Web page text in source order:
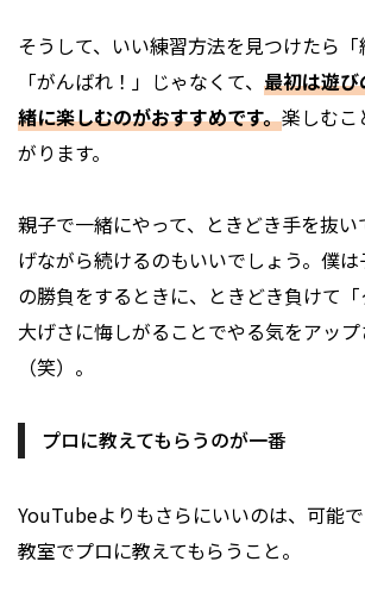
そうして、いい練習方法を見つけたら「
「がんばれ！」じゃなくて、 最初は遊
緒に楽しむのがおすすめです。楽しむこ
がります。
親子で一緒にやって、ときどき手を抜
げながら続けるのもいいでしょう。僕
の勝負をするときに、ときどき負けて
大げさに悔しがることでやる気をアッ
（笑）。
プロに教えてもらうのが一番
YouTubeよりもさらにいいのは、可能
教室でプロに教えてもらうこと。